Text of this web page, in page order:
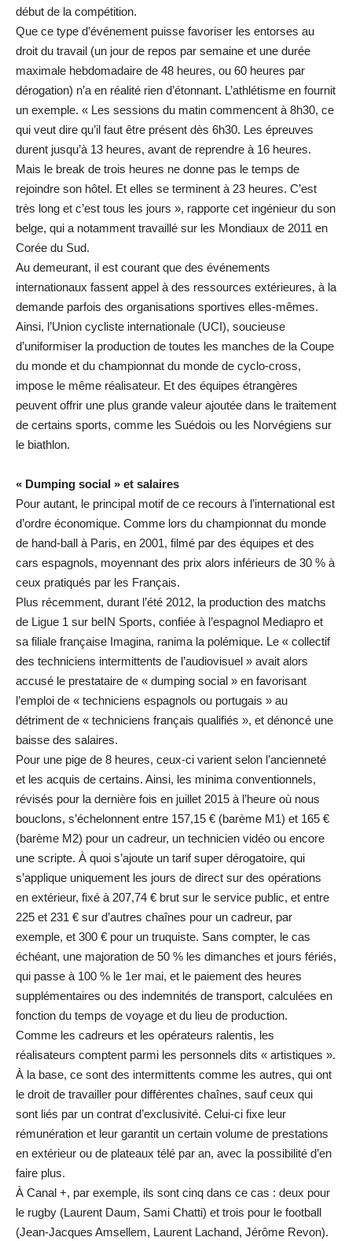
début de la compétition.
Que ce type d’événement puisse favoriser les entorses au
droit du travail (un jour de repos par semaine et une durée
maximale hebdomadaire de 48 heures, ou 60 heures par
dérogation) n’a en réalité rien d’étonnant. L’athlétisme en fournit
un exemple. « Les sessions du matin commencent à 8h30, ce
qui veut dire qu’il faut être présent dès 6h30. Les épreuves
durent jusqu’à 13 heures, avant de reprendre à 16 heures.
Mais le break de trois heures ne donne pas le temps de
rejoindre son hôtel. Et elles se terminent à 23 heures. C’est
très long et c’est tous les jours », rapporte cet ingénieur du son
belge, qui a notamment travaillé sur les Mondiaux de 2011 en
Corée du Sud.
Au demeurant, il est courant que des événements
internationaux fassent appel à des ressources extérieures, à la
demande parfois des organisations sportives elles-mêmes.
Ainsi, l’Union cycliste internationale (UCI), soucieuse
d’uniformiser la production de toutes les manches de la Coupe
du monde et du championnat du monde de cyclo-cross,
impose le même réalisateur. Et des équipes étrangères
peuvent offrir une plus grande valeur ajoutée dans le traitement
de certains sports, comme les Suédois ou les Norvégiens sur
le biathlon.
« Dumping social » et salaires
Pour autant, le principal motif de ce recours à l’international est
d’ordre économique. Comme lors du championnat du monde
de hand-ball à Paris, en 2001, filmé par des équipes et des
cars espagnols, moyennant des prix alors inférieurs de 30 % à
ceux pratiqués par les Français.
Plus récemment, durant l’été 2012, la production des matchs
de Ligue 1 sur beIN Sports, confiée à l’espagnol Mediapro et
sa filiale française Imagina, ranima la polémique. Le « collectif
des techniciens intermittents de l’audiovisuel » avait alors
accusé le prestataire de « dumping social » en favorisant
l’emploi de « techniciens espagnols ou portugais » au
détriment de « techniciens français qualifiés », et dénoncé une
baisse des salaires.
Pour une pige de 8 heures, ceux-ci varient selon l’ancienneté
et les acquis de certains. Ainsi, les minima conventionnels,
révisés pour la dernière fois en juillet 2015 à l’heure où nous
bouclons, s’échelonnent entre 157,15 € (barème M1) et 165 €
(barème M2) pour un cadreur, un technicien vidéo ou encore
une scripte. À quoi s’ajoute un tarif super dérogatoire, qui
s’applique uniquement les jours de direct sur des opérations
en extérieur, fixé à 207,74 € brut sur le service public, et entre
225 et 231 € sur d’autres chaînes pour un cadreur, par
exemple, et 300 € pour un truquiste. Sans compter, le cas
échéant, une majoration de 50 % les dimanches et jours fériés,
qui passe à 100 % le 1er mai, et le paiement des heures
supplémentaires ou des indemnités de transport, calculées en
fonction du temps de voyage et du lieu de production.
Comme les cadreurs et les opérateurs ralentis, les
réalisateurs comptent parmi les personnels dits « artistiques ».
À la base, ce sont des intermittents comme les autres, qui ont
le droit de travailler pour différentes chaînes, sauf ceux qui
sont liés par un contrat d’exclusivité. Celui-ci fixe leur
rémunération et leur garantit un certain volume de prestations
en extérieur ou de plateaux télé par an, avec la possibilité d’en
faire plus.
À Canal +, par exemple, ils sont cinq dans ce cas : deux pour
le rugby (Laurent Daum, Sami Chatti) et trois pour le football
(Jean-Jacques Amsellem, Laurent Lachand, Jérôme Revon).